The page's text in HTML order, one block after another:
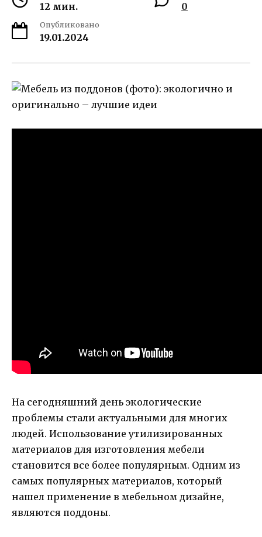
12 мин. 0
Опубликовано
19.01.2024
На сегодняшний день экологические
проблемы стали актуальными для многих
людей. Использование утилизированных
материалов для изготовления мебели
становится все более популярным. Одним из
самых популярных материалов, который
нашел применение в мебельном дизайне,
являются поддоны.